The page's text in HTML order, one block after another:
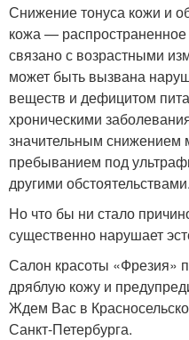
Снижение тонуса кожи и
кожа — распространенное
связано с возрастными
может быть вызвана
веществ и дефицитом
хроническими
значительным снижением
пребыванием под
другими обстоятельствами.
Но что бы ни стало
существенно нарушает
Салон красоты «Фрезия»
дряблую кожу и
Ждем Вас в
Санкт-Петербурга.